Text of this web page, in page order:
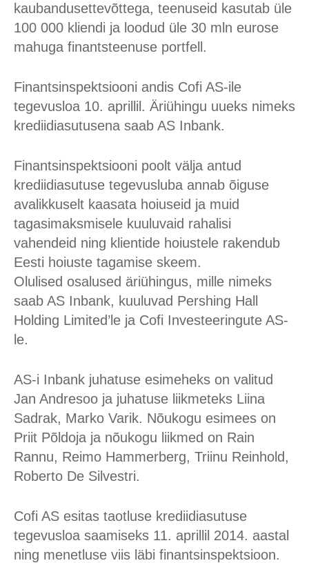
kaubandusettevõttega, teenuseid kasutab üle
100 000 kliendi ja loodud üle 30 mln eurose
mahuga finantsteenuse portfell.
Finantsinspektsiooni andis Cofi AS-ile
tegevusloa 10. aprillil. Äriühingu uueks nimeks
krediidiasutusena saab AS Inbank.
Finantsinspektsiooni poolt välja antud
krediidiasutuse tegevusluba annab õiguse
avalikkuselt kaasata hoiuseid ja muid
tagasimaksmisele kuuluvaid rahalisi
vahendeid ning klientide hoiustele rakendub
Eesti hoiuste tagamise skeem.
Olulised osalused äriühingus, mille nimeks
saab AS Inbank, kuuluvad Pershing Hall
Holding Limited’le ja Cofi Investeeringute AS-
le.
AS-i Inbank juhatuse esimeheks on valitud
Jan Andresoo ja juhatuse liikmeteks Liina
Sadrak, Marko Varik. Nõukogu esimees on
Priit Põldoja ja nõukogu liikmed on Rain
Rannu, Reimo Hammerberg, Triinu Reinhold,
Roberto De Silvestri.
Cofi AS esitas taotluse krediidiasutuse
tegevusloa saamiseks 11. aprillil 2014. aastal
ning menetluse viis läbi finantsinspektsioon.